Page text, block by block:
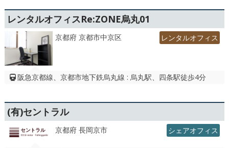
レンタルオフィスRe:ZONE烏丸01
京都府 京都市中京区 レンタルオフィス
阪急京都線、京都市地下鉄烏丸線 : 烏丸駅、四条駅徒歩4分
(有)セントラル
京都府 長岡京市 シェアオフィス